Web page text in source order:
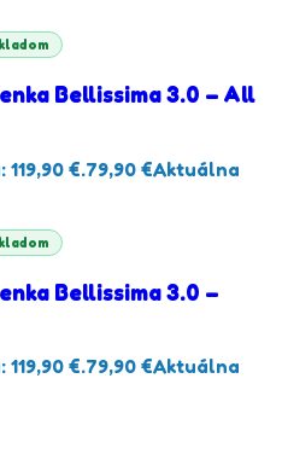
Bellissima 3.0 – All
€.79,90 €Aktuálna
Bellissima 3.0 –
€.79,90 €Aktuálna